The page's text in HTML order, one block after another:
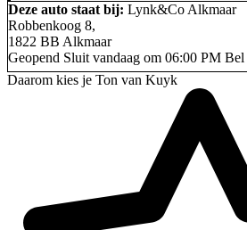
Deze auto staat bij: Lynk&Co Alkmaar
Robbenkoog 8,
1822 BB Alkmaar
Geopend Sluit vandaag om 06:00 PM Bel
Daarom kies je Ton van Kuyk